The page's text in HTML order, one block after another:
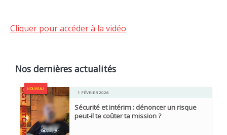
Cliquer pour accéder à la vidéo
Nos dernières actualités
NOUVEAU
1 FÉVRIER 2026
Sécurité et intérim : dénoncer un risque
peut-il te coûter ta mission ?